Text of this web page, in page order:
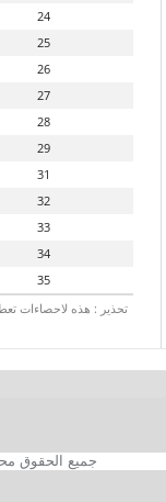
24
25
26
27
28
29
31
32
33
34
35
تحذير : هذه لاحصاءات
جميع الحقوق محفوظة 2012. الجهاز المركزي للتعبئة العامة والإحصاءات. لمزيد من